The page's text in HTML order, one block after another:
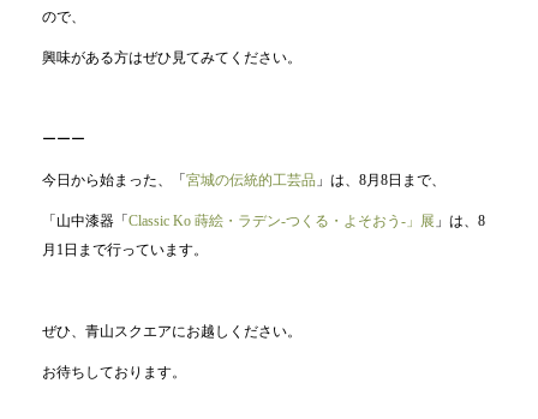
ので、
興味がある方はぜひ見てみてください。
ーーー
今日から始まった、「 宮城の伝統的工芸品 」は、8月8日まで、
「山中漆器「 Classic Ko 蒔絵・ラデン-つくる・よそおう-」展 」は、8
月1日まで行っています。
ぜひ、青山スクエアにお越しください。
お待ちしております。